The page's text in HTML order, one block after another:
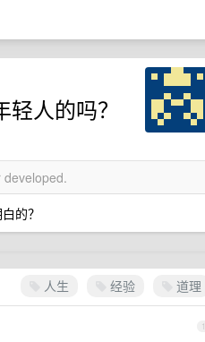
人的吗？
的？
人生 经验 道理
1